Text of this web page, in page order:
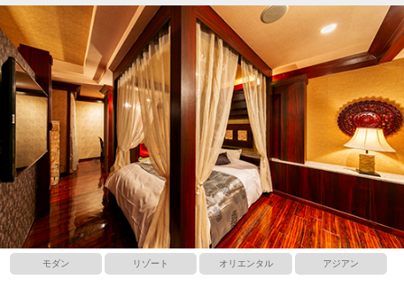
モダン リゾート オリエンタル アジアン